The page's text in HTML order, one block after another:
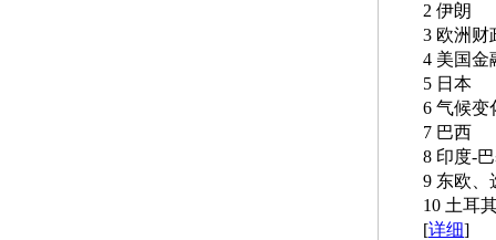
2 伊朗
3 欧洲财
4 美国金
5 日本
6 气候变
7 巴西
8 印度-巴
9 东欧、
10 土耳
[详细]